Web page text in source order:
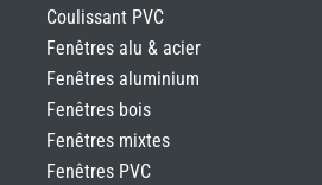
Coulissant PVC
Fenêtres alu & acier
Fenêtres aluminium
Fenêtres bois
Fenêtres mixtes
Fenêtres PVC